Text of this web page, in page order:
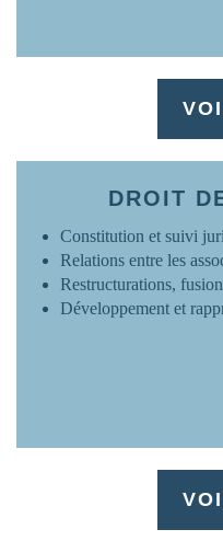
DROIT
Constitution et suivi
Relations entre les
Restructurations,
Développement et